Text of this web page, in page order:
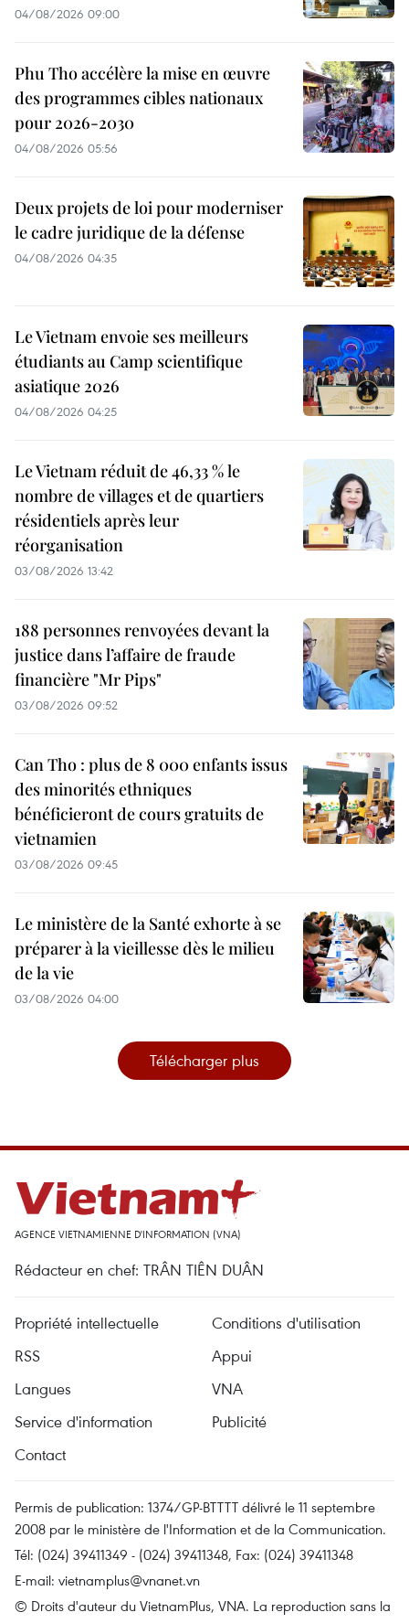
04/08/2026 09:00
Phu Tho accélère la mise en œuvre
des programmes cibles nationaux
pour 2026-2030
04/08/2026 05:56
Deux projets de loi pour moderniser
le cadre juridique de la défense
04/08/2026 04:35
Le Vietnam envoie ses meilleurs
étudiants au Camp scientifique
asiatique 2026
04/08/2026 04:25
Le Vietnam réduit de 46,33 % le
nombre de villages et de quartiers
résidentiels après leur
réorganisation
03/08/2026 13:42
188 personnes renvoyées devant la
justice dans l’affaire de fraude
financière "Mr Pips"
03/08/2026 09:52
Can Tho : plus de 8 000 enfants issus
des minorités ethniques
bénéficieront de cours gratuits de
vietnamien
03/08/2026 09:45
Le ministère de la Santé exhorte à se
préparer à la vieillesse dès le milieu
de la vie
03/08/2026 04:00
Télécharger plus
AGENCE VIETNAMIENNE D'INFORMATION (VNA)
Rédacteur en chef: TRÂN TIÊN DUÂN
Propriété intellectuelle
Conditions d'utilisation
RSS
Appui
Langues
VNA
Service d'information
Publicité
Contact
Permis de publication: 1374/GP-BTTTT délivré le 11 septembre
2008 par le ministère de l'Information et de la Communication.
Tél: (024) 39411349 - (024) 39411348, Fax: (024) 39411348
E-mail: vietnamplus@vnanet.vn
© Droits d'auteur du VietnamPlus, VNA. La reproduction sans la